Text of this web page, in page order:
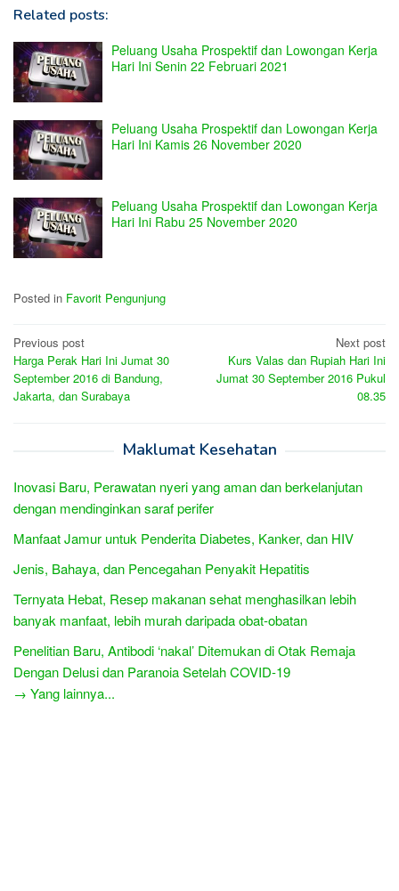
Related posts:
Peluang Usaha Prospektif dan Lowongan Kerja
Hari Ini Senin 22 Februari 2021
Peluang Usaha Prospektif dan Lowongan Kerja
Hari Ini Kamis 26 November 2020
Peluang Usaha Prospektif dan Lowongan Kerja
Hari Ini Rabu 25 November 2020
Posted in Favorit Pengunjung
Post
navigation
Previous post
Harga Perak Hari Ini Jumat 30
September 2016 di Bandung,
Jakarta, dan Surabaya
Next post
Kurs Valas dan Rupiah Hari Ini
Jumat 30 September 2016 Pukul
08.35
Maklumat Kesehatan
Inovasi Baru, Perawatan nyeri yang aman dan berkelanjutan
dengan mendinginkan saraf perifer
Manfaat Jamur untuk Penderita Diabetes, Kanker, dan HIV
Jenis, Bahaya, dan Pencegahan Penyakit Hepatitis
Ternyata Hebat, Resep makanan sehat menghasilkan lebih
banyak manfaat, lebih murah daripada obat-obatan
Penelitian Baru, Antibodi ‘nakal’ Ditemukan di Otak Remaja
Dengan Delusi dan Paranoia Setelah COVID-19
→ Yang lainnya...